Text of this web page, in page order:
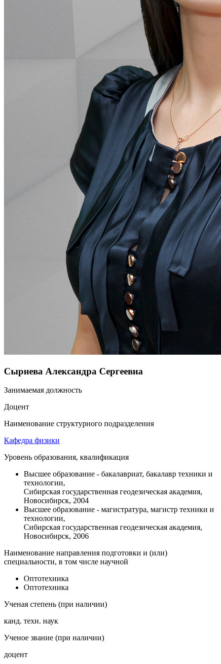
Сырнева Александра Сергеевна
Занимаемая должность
Доцент
Наименование структурного подразделения
Кафедра физики
Уровень образования, квалификация
Высшее образование - бакалавриат, бакалавр техники и
технологии,
Сибирская государственная геодезическая академия,
Новосибирск, 2004
Высшее образование - магистратура, магистр техники и
технологии,
Сибирская государственная геодезическая академия,
Новосибирск, 2006
Наименование направления подготовки и (или)
специальности, в том числе научной
Оптотехника
Оптотехника
Ученая степень (при наличии)
канд. техн. наук
Ученое звание (при наличии)
доцент